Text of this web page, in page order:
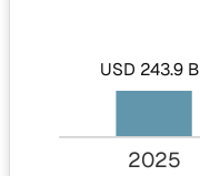
USD 243.9
2025